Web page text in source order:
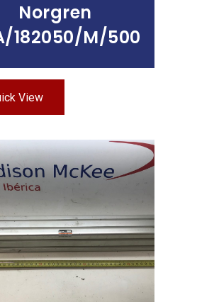
Norgren
182050/M/500
View
Leer Más